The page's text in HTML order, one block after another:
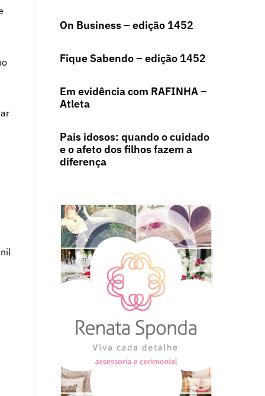
On Business – edição 1452
Fique Sabendo – edição 1452
Em evidência com RAFINHA –
Atleta
Pais idosos: quando o cuidado
e o afeto dos filhos fazem a
diferença